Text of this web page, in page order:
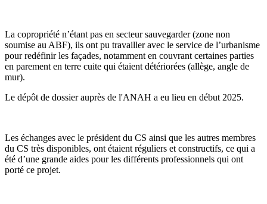
La copropriété n’étant pas en secteur sauvegarder (zone non
soumise au ABF), ils ont pu travailler avec le service de l’urbanisme
pour redéfinir les façades, notamment en couvrant certaines parties
en parement en terre cuite qui étaient détériorées (allège, angle de
mur).
Le dépôt de dossier auprès de l'ANAH a eu lieu en début 2025.
Les échanges avec le président du CS ainsi que les autres membres
du CS très disponibles, ont étaient réguliers et constructifs, ce qui a
été d’une grande aides pour les différents professionnels qui ont
porté ce projet.